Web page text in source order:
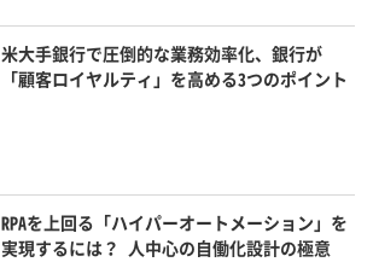
米大手銀行で圧倒的な業務効率化、銀行が
「顧客ロイヤルティ」を高める3つのポイント
RPAを上回る「ハイパーオートメーション」を
実現するには？ 人中心の自働化設計の極意